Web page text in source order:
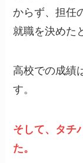
からず、担任
就職を決めた
高校での成績
す。
そして、タチ
た。